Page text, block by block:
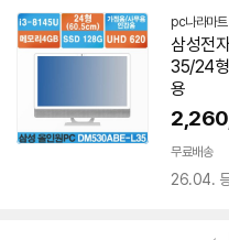
pc나라마트네
삼성전
35/24
용
무료배송
26.04.